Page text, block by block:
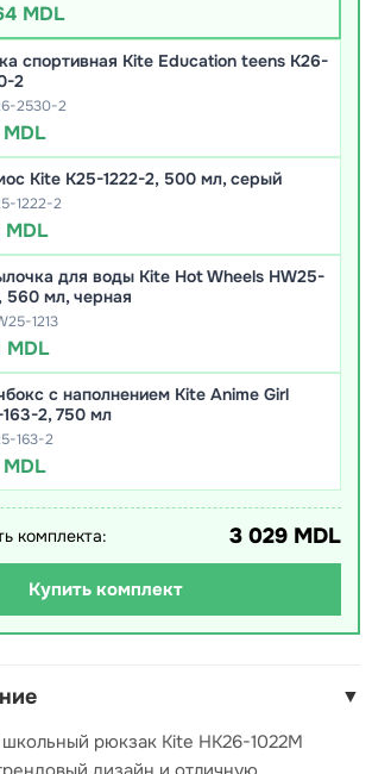
MDL
спортивная Kite Education teens K26-
2
2530-2
Kite K25-1222-2, 500 мл, серый
1222-2
MDL
для воды Kite Hot Wheels HW25-
560 мл, черная
1213
MDL
с наполнением Kite Anime Girl
2, 750 мл
163-2
комплекта: 3 029 MDL
Купить комплект
▼
рюкзак Kite HK26-1022M